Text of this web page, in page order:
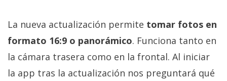
Contacto
/
nosotros
La nueva actualización permite tomar fotos en
formato 16:9 o panorámico. Funciona tanto en
la cámara trasera como en la frontal. Al iniciar
la app tras la actualización nos preguntará qué